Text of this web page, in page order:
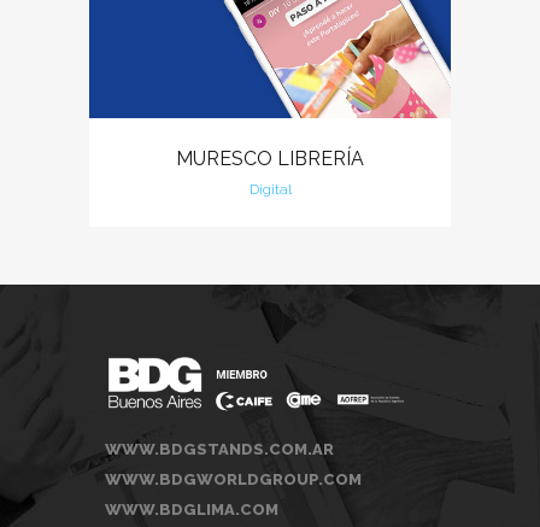
MURESCO LIBRERÍA
Digital
WWW.BDGSTANDS.COM.AR
WWW.BDGWORLDGROUP.COM
WWW.BDGLIMA.COM